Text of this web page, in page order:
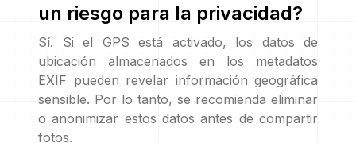
un riesgo para la privacidad?
Sí. Si el GPS está activado, los datos de
ubicación almacenados en los metadatos
EXIF pueden revelar información geográfica
sensible. Por lo tanto, se recomienda eliminar
o anonimizar estos datos antes de compartir
fotos.